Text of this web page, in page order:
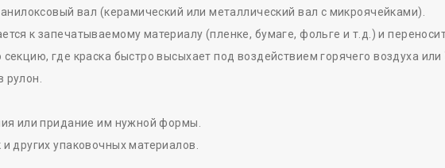
вал (керамический или металлический вал с микроячейками).
к запечатываемому материалу (пленке, бумаге, фольге и т.д.) и
где краска быстро высыхает под воздействием горячего воздуха или
или придание им нужной формы.
других упаковочных материалов.